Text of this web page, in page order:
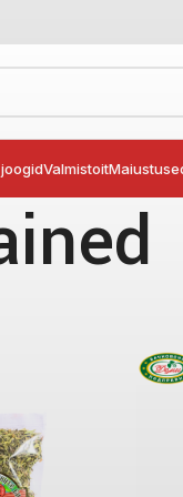
Valmistoit